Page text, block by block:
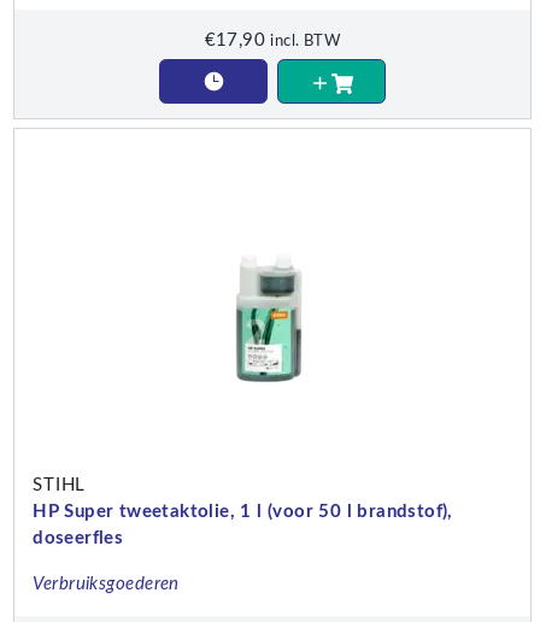
€17,90 incl. BTW
STIHL
HP Super tweetaktolie, 1 l (voor 50 l brandstof),
doseerfles
Verbruiksgoederen